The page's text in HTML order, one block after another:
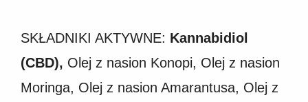
SKŁADNIKI AKTYWNE: Kannabidiol
(CBD), Olej z nasion Konopi, Olej z nasion
Moringa, Olej z nasion Amarantusa, Olej z